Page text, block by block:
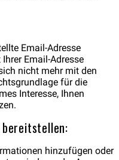
Email-Adresse
Email-Adresse
nicht mehr mit den
für die
Interesse, Ihnen
bereitstellen:
hinzufügen oder